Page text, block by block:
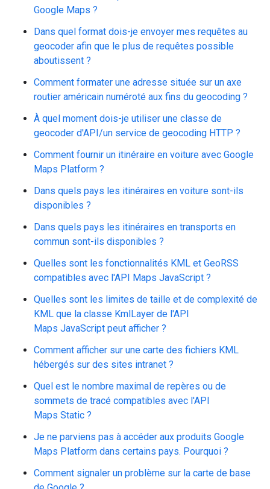
Google Maps ?
Dans quel format dois-je envoyer mes requêtes au
geocoder afin que le plus de requêtes possible
aboutissent ?
Comment formater une adresse située sur un axe
routier américain numéroté aux fins du geocoding ?
À quel moment dois-je utiliser une classe de
geocoder d'API/un service de geocoding HTTP ?
Comment fournir un itinéraire en voiture avec Google
Maps Platform ?
Dans quels pays les itinéraires en voiture sont-ils
disponibles ?
Dans quels pays les itinéraires en transports en
commun sont-ils disponibles ?
Quelles sont les fonctionnalités KML et GeoRSS
compatibles avec l'API Maps JavaScript ?
Quelles sont les limites de taille et de complexité de
KML que la classe KmlLayer de l'API
Maps JavaScript peut afficher ?
Comment afficher sur une carte des fichiers KML
hébergés sur des sites intranet ?
Quel est le nombre maximal de repères ou de
sommets de tracé compatibles avec l'API
Maps Static ?
Je ne parviens pas à accéder aux produits Google
Maps Platform dans certains pays. Pourquoi ?
Comment signaler un problème sur la carte de base